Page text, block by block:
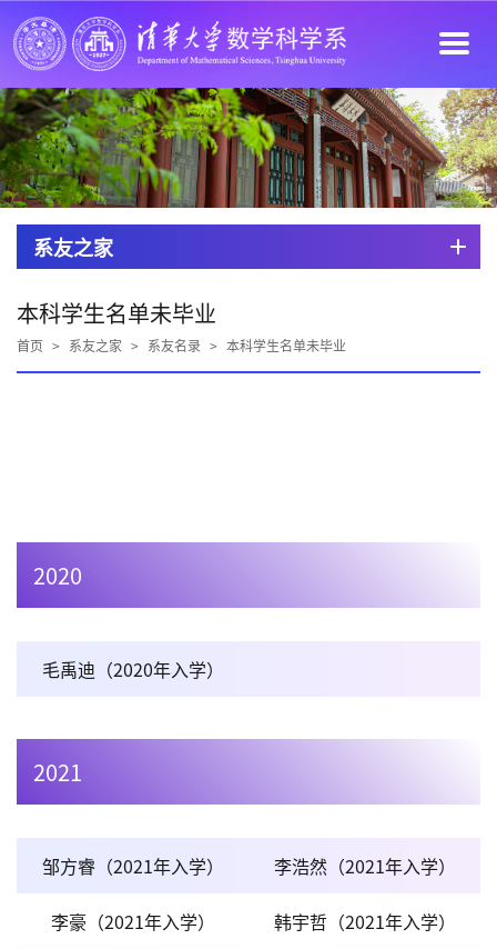
系友之家
本科学生名单未毕业
首页 > 系友之家 > 系友名录 > 本科学生名单未毕业
2020
毛禹迪（2020年入学）
2021
邹方睿（2021年入学） 李浩然（2021年入学）
李豪（2021年入学） 韩宇哲（2021年入学）